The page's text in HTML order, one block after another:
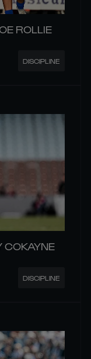
ROLLIE
DISCIPLINE
COKAYNE
DISCIPLINE